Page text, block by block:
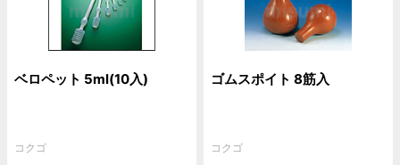
ベロペット 5ml(10入)
コクゴ
ゴムスポイト 8筋入
コクゴ